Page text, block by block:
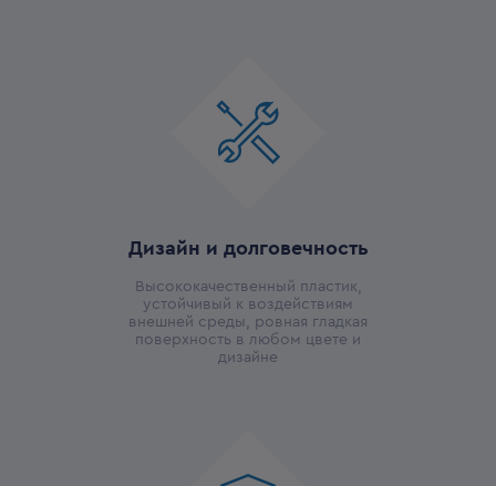
Дизайн и долговечность
Высококачественный пластик,
устойчивый к воздействиям
внешней среды, ровная гладкая
поверхность в любом цвете и
дизайне